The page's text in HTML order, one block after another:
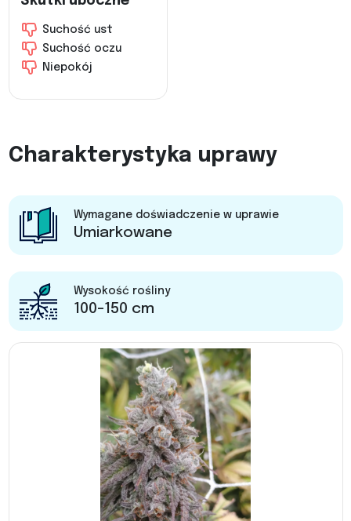
Suchość ust
Suchość oczu
Niepokój
Charakterystyka uprawy
Wymagane doświadczenie w uprawie
Umiarkowane
Wysokość rośliny
100-150 cm